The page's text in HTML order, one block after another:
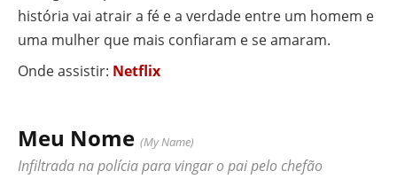
história vai atrair a fé e a verdade entre um homem e
uma mulher que mais confiaram e se amaram.
Onde assistir: Netflix
Meu Nome (My Name)
Infiltrada na polícia para vingar o pai pelo chefão